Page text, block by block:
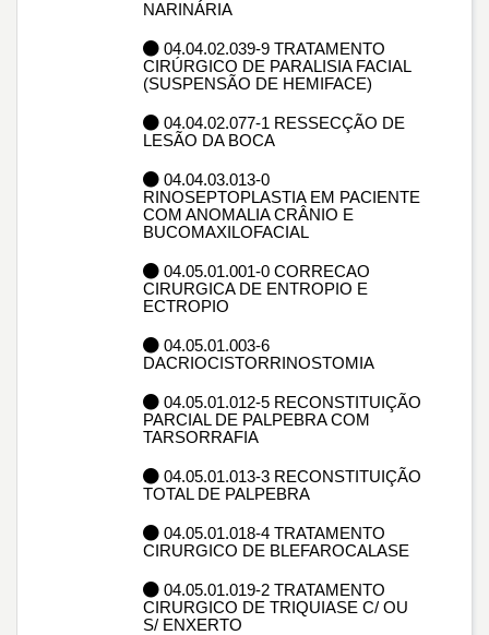
NARINÁRIA
04.04.02.039-9 TRATAMENTO
CIRÚRGICO DE PARALISIA FACIAL
(SUSPENSÃO DE HEMIFACE)
04.04.02.077-1 RESSECÇÃO DE
LESÃO DA BOCA
04.04.03.013-0
RINOSEPTOPLASTIA EM PACIENTE
COM ANOMALIA CRÂNIO E
BUCOMAXILOFACIAL
04.05.01.001-0 CORRECAO
CIRURGICA DE ENTROPIO E
ECTROPIO
04.05.01.003-6
DACRIOCISTORRINOSTOMIA
04.05.01.012-5 RECONSTITUIÇÃO
PARCIAL DE PALPEBRA COM
TARSORRAFIA
04.05.01.013-3 RECONSTITUIÇÃO
TOTAL DE PALPEBRA
04.05.01.018-4 TRATAMENTO
CIRURGICO DE BLEFAROCALASE
04.05.01.019-2 TRATAMENTO
CIRURGICO DE TRIQUIASE C/ OU
S/ ENXERTO